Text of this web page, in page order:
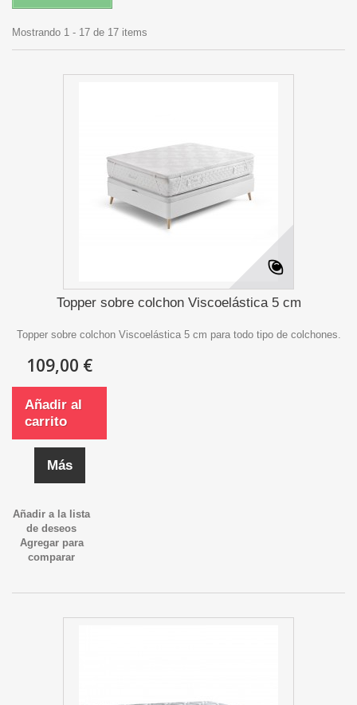
Mostrando 1 - 17 de 17 items
Topper sobre colchon Viscoelástica 5 cm
Topper sobre colchon Viscoelástica 5 cm para todo tipo de colchones.
109,00 €
Añadir al
carrito
Más
Añadir a la lista
de deseos
Agregar para
comparar